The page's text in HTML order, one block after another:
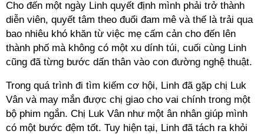
Cho đến một ngày Linh quyết định mình phải trở thành
diễn viên, quyết tâm theo đuổi đam mê và thế là trải qua
bao nhiêu khó khăn từ việc mẹ cấm cản cho đến lên
thành phố mà không có một xu dính túi, cuối cùng Linh
cũng đã từng bước dấn thân vào con đường nghệ thuật.
Trong quá trình đi tìm kiếm cơ hội, Linh đã gặp chị Luk
Vân và may mắn được chị giao cho vai chính trong một
bộ phim ngắn. Chị Luk Vân như một ân nhân giúp mình
có một bước đệm tốt. Tuy hiện tại, Linh đã tách ra khỏi